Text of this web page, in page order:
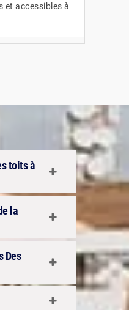
et accessibles à
toits à
la
Des